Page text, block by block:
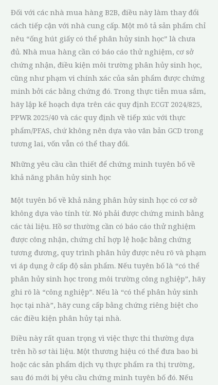
Đối với các nhà mua hàng B2B, điều này làm thay đổi
cách tiếp cận với nhà cung cấp. Một mô tả sản phẩm chỉ
nêu “ống hút giấy có thể phân hủy sinh học” là chưa
đủ. Nhà mua hàng cần có báo cáo thử nghiệm, cơ sở
chứng nhận, điều kiện môi trường phân hủy sinh học,
cũng như phạm vi chính xác của sản phẩm được chứng
minh bởi các bằng chứng đó. Trong thực tiễn mua sắm,
hãy lập kế hoạch dựa trên các quy định ECGT 2024/825,
PPWR 2025/40 và các quy định về tiếp xúc với thực
phẩm/PFAS, chứ không nên dựa vào văn bản GCD trong
tương lai, vốn vẫn có thể thay đổi.
Những yêu cầu cần thiết để chứng minh tuyên bố về
khả năng phân hủy sinh học
Một tuyên bố về khả năng phân hủy sinh học có cơ sở
không dựa vào tính từ. Nó phải được chứng minh bằng
các tài liệu. Hồ sơ thường cần có báo cáo thử nghiệm
được công nhận, chứng chỉ hợp lệ hoặc bằng chứng
tương đương, quy trình phân hủy được nêu rõ và phạm
vi áp dụng ở cấp độ sản phẩm. Nếu tuyên bố là “có thể
phân hủy sinh học trong môi trường công nghiệp”, hãy
ghi rõ là “công nghiệp”. Nếu là “có thể phân hủy sinh
học tại nhà”, hãy cung cấp bằng chứng riêng biệt cho
các điều kiện phân hủy tại nhà.
Điều này rất quan trọng vì việc thực thi thường dựa
trên hồ sơ tài liệu. Một thương hiệu có thể đưa bao bì
hoặc các sản phẩm dịch vụ thực phẩm ra thị trường,
sau đó mới bị yêu cầu chứng minh tuyên bố đó. Nếu